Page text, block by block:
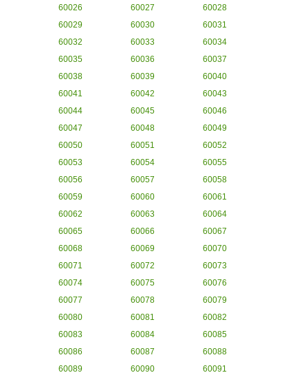
60026
60027
60028
60029
60030
60031
60032
60033
60034
60035
60036
60037
60038
60039
60040
60041
60042
60043
60044
60045
60046
60047
60048
60049
60050
60051
60052
60053
60054
60055
60056
60057
60058
60059
60060
60061
60062
60063
60064
60065
60066
60067
60068
60069
60070
60071
60072
60073
60074
60075
60076
60077
60078
60079
60080
60081
60082
60083
60084
60085
60086
60087
60088
60089
60090
60091